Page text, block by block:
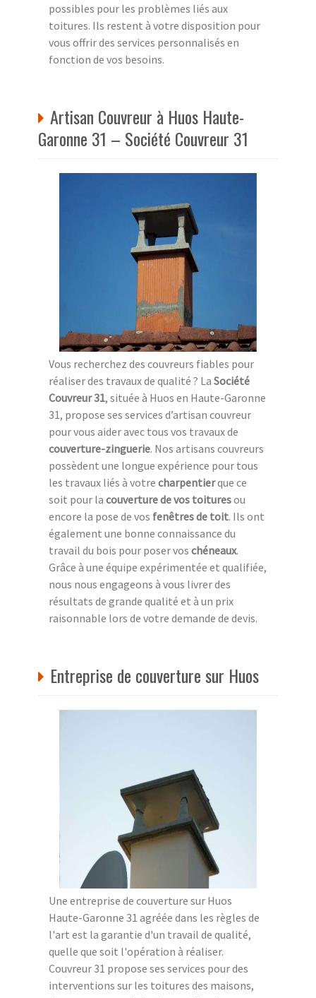
possibles pour les problèmes liés aux
toitures. Ils restent à votre disposition pour
vous offrir des services personnalisés en
fonction de vos besoins.
Artisan Couvreur à Huos Haute-
Garonne 31 – Société Couvreur 31
Vous recherchez des couvreurs fiables pour
réaliser des travaux de qualité ? La Société
Couvreur 31, située à Huos en Haute-Garonne
31, propose ses services d’artisan couvreur
pour vous aider avec tous vos travaux de
couverture-zinguerie. Nos artisans couvreurs
possèdent une longue expérience pour tous
les travaux liés à votre charpentierque ce
soit pour la couverture de vos toituresou
encore la pose de vos fenêtres de toit. Ils ont
également une bonne connaissance du
travail du bois pour poser vos chéneaux.
Grâce à une équipe expérimentée et qualifiée,
nous nous engageons à vous livrer des
résultats de grande qualité et à un prix
raisonnable lors de votre demande de devis.
Entreprise de couverture sur Huos
Une entreprise de couverture sur Huos
Haute-Garonne 31 agréée dans les règles de
l'art est la garantie d'un travail de qualité,
quelle que soit l'opération à réaliser.
Couvreur 31 propose ses services pour des
interventions sur les toitures des maisons,